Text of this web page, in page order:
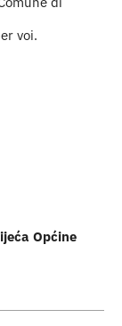
voi.
Općine